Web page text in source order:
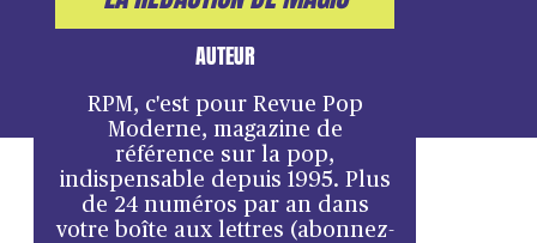
AUTEUR
RPM, c'est pour Revue Pop
Moderne, magazine de
référence sur la pop,
indispensable depuis 1995. Plus
de 24 numéros par an dans
votre boîte aux lettres (abonnez-